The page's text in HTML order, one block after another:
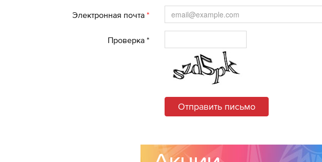
Электронная почта*
Проверка *
Отправить письмо